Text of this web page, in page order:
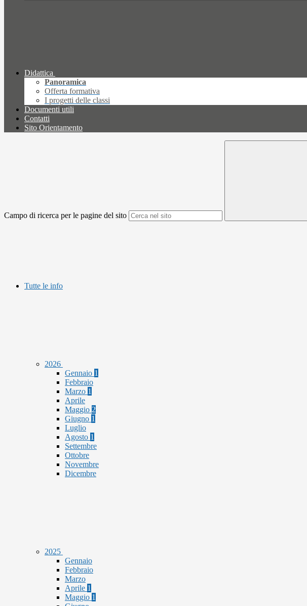
Didattica
Panoramica
Offerta formativa
I progetti delle classi
Documenti utili
Contatti
Sito Orientamento
Campo di ricerca per le pagine del sito
Tutte le info
2026
Gennaio 1
Febbraio
Marzo 1
Aprile
Maggio 2
Giugno 1
Luglio
Agosto 1
Settembre
Ottobre
Novembre
Dicembre
2025
Gennaio
Febbraio
Marzo
Aprile 1
Maggio 1